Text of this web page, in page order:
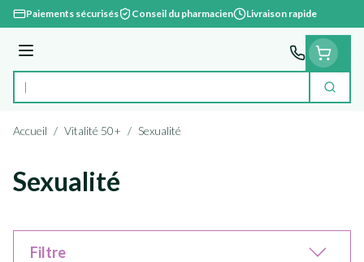
Aller au contenu
Paiements sécurisés Conseil du pharmacien Livraison rapide
Menu
Rechercher
Accueil / Vitalité 50+ / Sexualité
Sexualité
Filtre